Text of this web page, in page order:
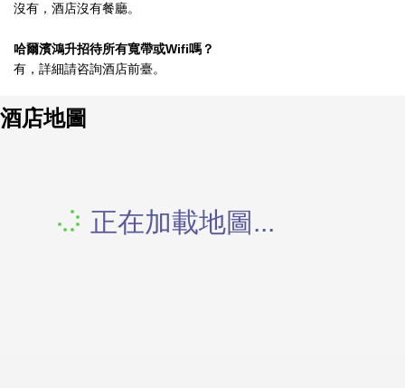
沒有，酒店沒有餐廳。
哈爾濱鴻升招待所有寬帶或Wifi嗎？
有，詳細請咨詢酒店前臺。
酒店地圖
正在加載地圖...